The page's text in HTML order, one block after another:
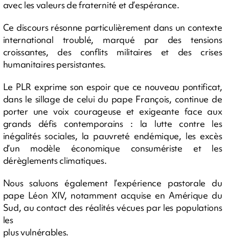
avec les valeurs de fraternité et d’espérance.
Ce discours résonne particulièrement dans un contexte
international troublé, marqué par des tensions
croissantes, des conflits militaires et des crises
humanitaires persistantes.
Le PLR exprime son espoir que ce nouveau pontificat,
dans le sillage de celui du pape François, continue de
porter une voix courageuse et exigeante face aux
grands défis contemporains : la lutte contre les
inégalités sociales, la pauvreté endémique, les excès
d’un modèle économique consumériste et les
dérèglements climatiques.
Nous saluons également l’expérience pastorale du
pape Léon XIV, notamment acquise en Amérique du
Sud, au contact des réalités vécues par les populations
les
plus vulnérables.